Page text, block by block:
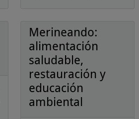
Merineando:
alimentación
saludable,
restauración y
educación
ambiental